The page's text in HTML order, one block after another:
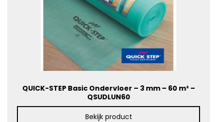
QUICK-STEP Basic Ondervloer – 3 mm – 60 m² –
QSUDLUN60
Bekijk product